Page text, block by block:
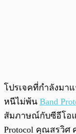
โปรเจคที่กำลังมา
หนีไม่พ้น Band
สัมภาษณ์กับซีอีโอแ
Protocol คุณสรวิศ